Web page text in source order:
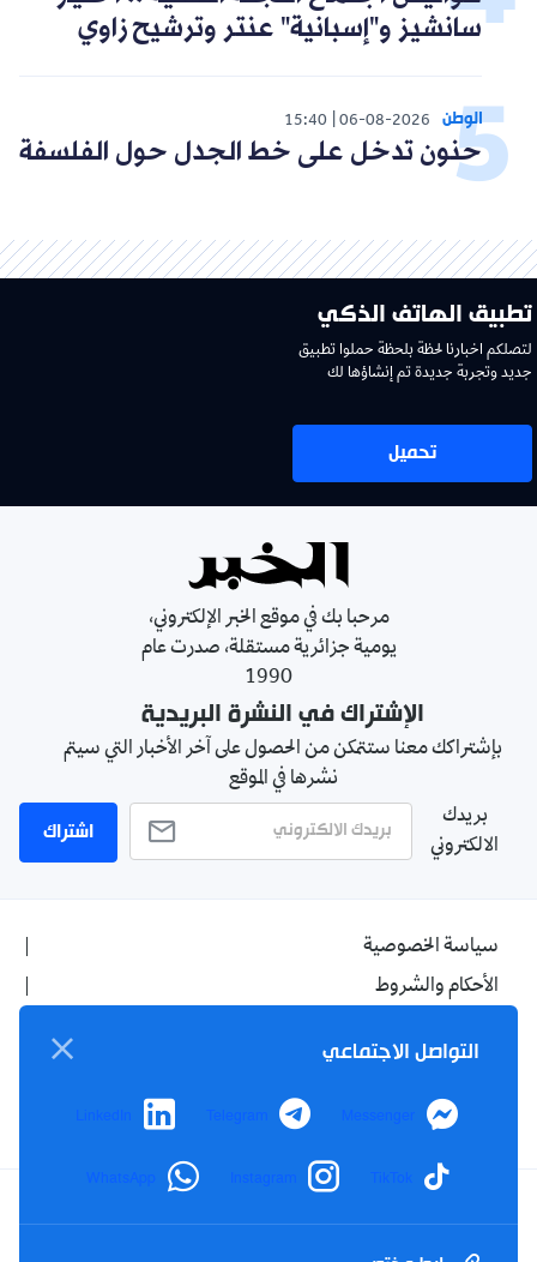
سانشيز و"إسبانية" عنتر وترشيح زاوي
الوطن 06-08-2026
15:40
حنون تدخل على خط الجدل حول الفلسفة
تطبيق الهاتف الذكي
لتصلكم اخبارنا لحظة بلحظة حملوا تطبيق
جديد وتجربة جديدة تم إنشاؤها لك
تحميل
مرحبا بك في موقع الخبر الإلكتروني،
يومية جزائرية مستقلة، صدرت عام
1990
الإشتراك في النشرة البريدية
بإشتراكك معنا ستتمكن من الحصول على آخر الأخبار التي سيتم
نشرها في الموقع
بريدك
الالكتروني
اشتراك
سياسة الخصوصية
الأحكام والشروط
اتصل بنا
من نحن
Facebook
YouTube
TikTok
Twitter
التواصل الاجتماعي
Messenger
Telegram
LinkedIn
TikTok
Instagram
WhatsApp